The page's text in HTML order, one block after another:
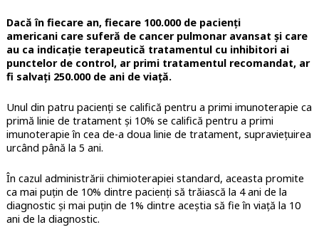
Dacă în fiecare an, fiecare 100.000 de pacienți
americani care suferă de cancer pulmonar avansat și care
au ca indicație terapeutică tratamentul cu inhibitori ai
punctelor de control, ar primi tratamentul recomandat, ar
fi salvați 250.000 de ani de viață.
Unul din patru pacienți se califică pentru a primi imunoterapie ca
primă linie de tratament și 10% se califică pentru a primi
imunoterapie în cea de-a doua linie de tratament, supraviețuirea
urcând până la 5 ani.
În cazul administrării chimioterapiei standard, aceasta promite
ca mai puțin de 10% dintre pacienți să trăiască la 4 ani de la
diagnostic și mai puțin de 1% dintre aceștia să fie în viață la 10
ani de la diagnostic.